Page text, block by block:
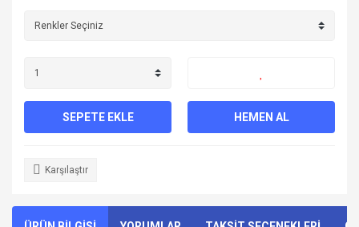
SEPETE EKLE HEMEN AL
Karşılaştır